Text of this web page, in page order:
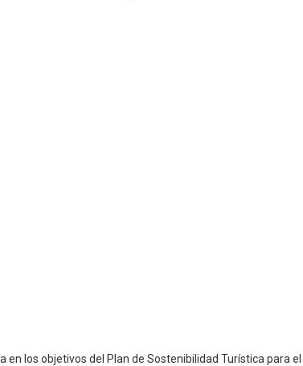
los objetivos del Plan de Sostenibilidad Turística para el